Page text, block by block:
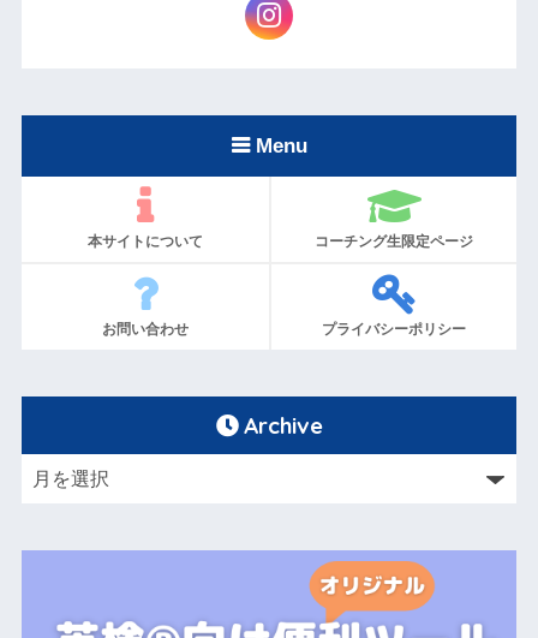
Menu
本サイトについて コーチング生限定ページ
お問い合わせ プライバシーポリシー
Archive